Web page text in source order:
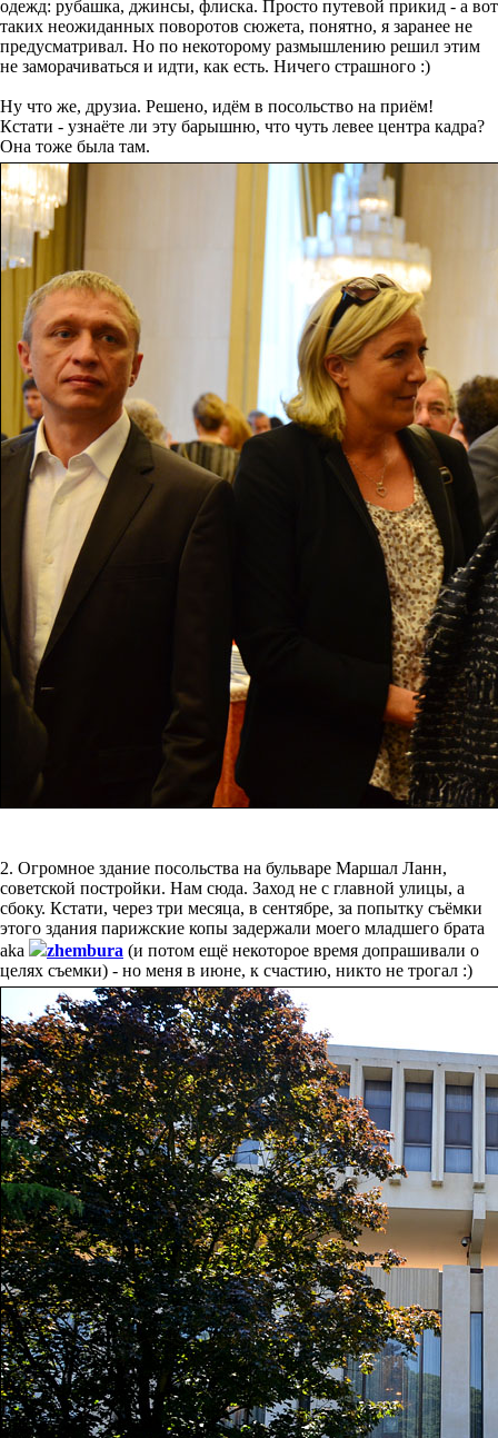
одежд: рубашка, джинсы, флиска. Просто путевой прикид - а вот
таких неожиданных поворотов сюжета, понятно, я заранее не
предусматривал. Но по некоторому размышлению решил этим
не заморачиваться и идти, как есть. Ничего страшного :)
Ну что же, друзиа. Решено, идём в посольство на приём!
Кстати - узнаёте ли эту барышню, что чуть левее центра кадра?
Она тоже была там.
2. Огромное здание посольства на бульваре Маршал Ланн,
советской постройки. Нам сюда. Заход не с главной улицы, а
сбоку. Кстати, через три месяца, в сентябре, за попытку съёмки
этого здания парижские копы задержали моего младшего брата
aka
zhembura (и потом ещё некоторое время допрашивали о
целях съемки) - но меня в июне, к счастию, никто не трогал :)